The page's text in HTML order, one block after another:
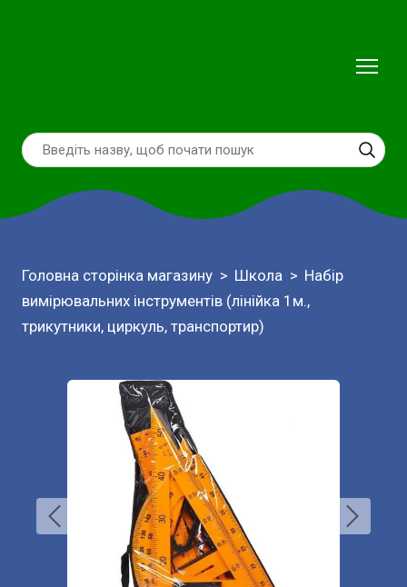
Головна сторінка магазину Школа
Набір
вимірювальних інструментів (лінійка 1м.,
трикутники, циркуль, транспортир)